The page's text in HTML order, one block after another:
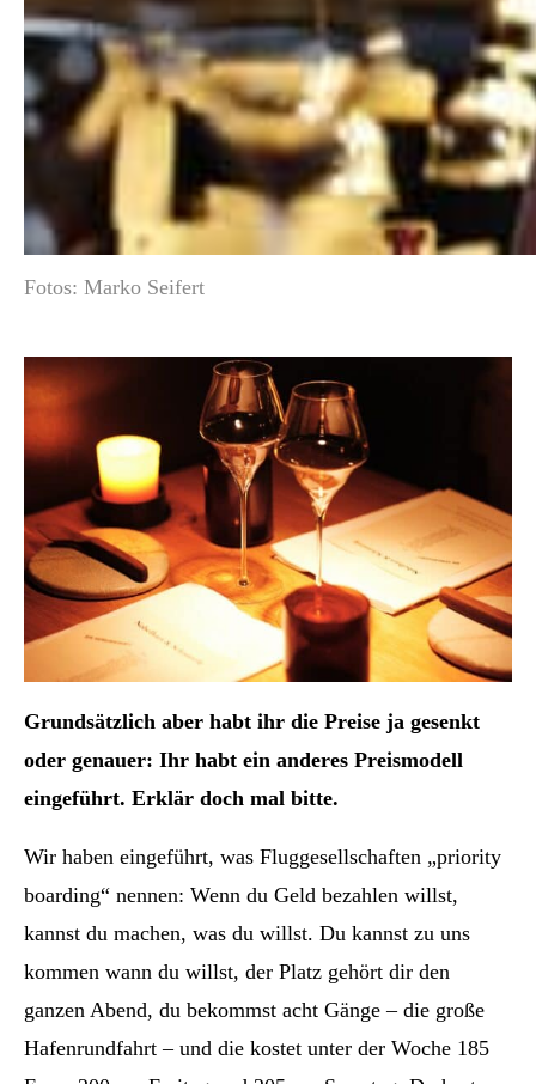
Fotos: Marko Seifert
Grundsätzlich aber habt ihr die Preise ja gesenkt
oder genauer: Ihr habt ein anderes Preismodell
eingeführt. Erklär doch mal bitte.
Wir haben eingeführt, was Fluggesellschaften „priority
boarding“ nennen: Wenn du Geld bezahlen willst,
kannst du machen, was du willst. Du kannst zu uns
kommen wann du willst, der Platz gehört dir den
ganzen Abend, du bekommst acht Gänge – die große
Hafenrundfahrt – und die kostet unter der Woche 185